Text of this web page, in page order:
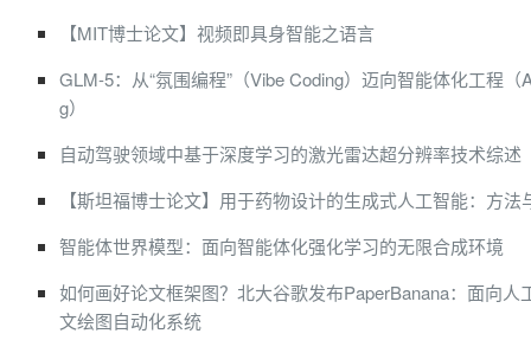
【MIT博士论文】视频即具身智能之语言
GLM-5：从“氛围编程”（Vibe Coding）迈向智能体化工程（
g）
自动驾驶领域中基于深度学习的激光雷达超分辨率技术综述
【斯坦福博士论文】用于药物设计的生成式人工智能：方法
智能体世界模型：面向智能体化强化学习的无限合成环境
如何画好论文框架图？北大谷歌发布PaperBanana：面向人
文绘图自动化系统